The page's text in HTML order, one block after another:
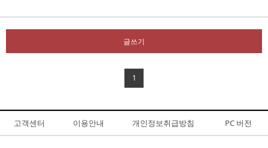
글쓰기
1
고객센터 이용안내 개인정보취급방침 PC 버전